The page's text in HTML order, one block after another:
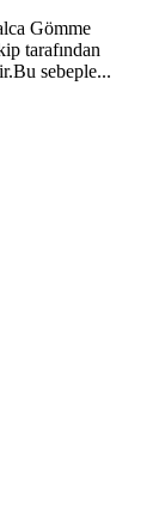
Gömme
tarafından
sebeple...